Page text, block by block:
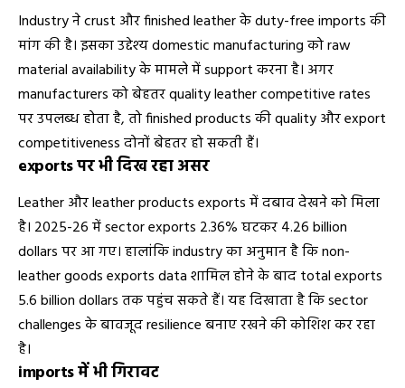
Industry ने crust और finished leather के duty-free imports की
मांग की है। इसका उद्देश्य domestic manufacturing को raw
material availability के मामले में support करना है। अगर
manufacturers को बेहतर quality leather competitive rates
पर उपलब्ध होता है, तो finished products की quality और export
competitiveness दोनों बेहतर हो सकती हैं।
exports पर भी दिख रहा असर
Leather और leather products exports में दबाव देखने को मिला
है। 2025-26 में sector exports 2.36% घटकर 4.26 billion
dollars पर आ गए। हालांकि industry का अनुमान है कि non-
leather goods exports data शामिल होने के बाद total exports
5.6 billion dollars तक पहुंच सकते हैं। यह दिखाता है कि sector
challenges के बावजूद resilience बनाए रखने की कोशिश कर रहा
है।
imports में भी गिरावट